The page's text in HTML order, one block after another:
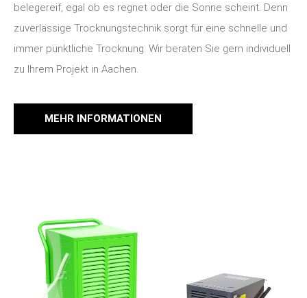
belegereif, egal ob es regnet oder die Sonne scheint. Denn
zuverlässige Trocknungstechnik sorgt für eine schnelle und
immer pünktliche Trocknung. Wir beraten Sie gern individuell
zu Ihrem Projekt in Aachen.
MEHR INFORMATIONEN